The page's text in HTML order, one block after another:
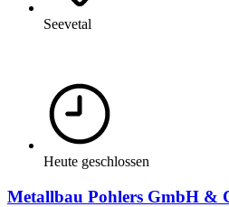
Seevetal
Heute geschlossen
Metallbau Pohlers GmbH &